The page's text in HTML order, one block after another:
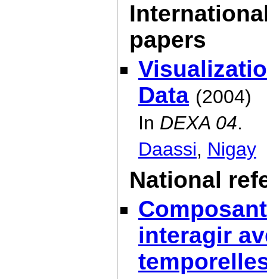
papers
Data (2004)
In DEXA 04.
Daassi, Nigay
National
interagir